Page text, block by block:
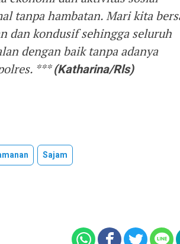
tanpa hambatan. Mari kita
dan kondusif sehingga seluruh
dengan baik tanpa adanya
***(Katharina/Rls)
Sajam